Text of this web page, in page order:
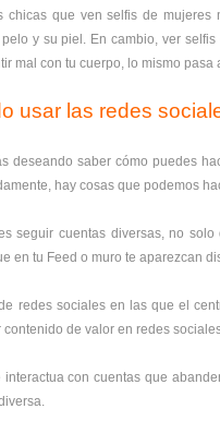
chicas que ven selfis de
y su piel. En cambio, ver
mal con tu cuerpo, lo mismo
usar las redes
deseando saber cómo puedes
hay cosas que podemos
seguir cuentas diversas, no
en tu Feed o muro te aparezcan
redes sociales en las que el
de valor en redes
interactua con cuentas que